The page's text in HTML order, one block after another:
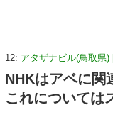
12: アタザナビル(鳥取県)
NHKはアベに関
これについては